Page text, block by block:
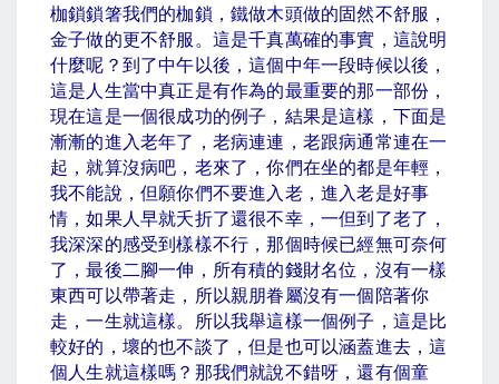
枷鎖鎖箸我們的枷鎖，鐵做木頭做的固然不舒服，
金子做的更不舒服。這是千真萬確的事實，這說明
什麼呢？到了中午以後，這個中年一段時候以後，
這是人生當中真正是有作為的最重要的那一部份，
現在這是一個很成功的例子，結果是這樣，下面是
漸漸的進入老年了，老病連連，老跟病通常連在一
起，就算沒病吧，老來了，你們在坐的都是年輕，
我不能說，但願你們不要進入老，進入老是好事
情，如果人早就夭折了還很不幸，一但到了老了，
我深深的感受到樣樣不行，那個時候已經無可奈何
了，最後二腳一伸，所有積的錢財名位，沒有一樣
東西可以帶著走，所以親朋眷屬沒有一個陪著你
走，一生就這樣。所以我舉這樣一個例子，這是比
較好的，壞的也不談了，但是也可以涵蓋進去，這
個人生就這樣嗎？那我們就說不錯呀，還有個童